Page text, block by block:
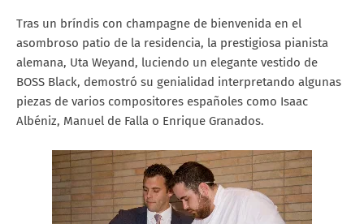
Tras un bríndis con champagne de bienvenida en el
asombroso patio de la residencia, la prestigiosa pianista
alemana, Uta Weyand, luciendo un elegante vestido de
BOSS Black, demostró su genialidad interpretando algunas
piezas de varios compositores españoles como Isaac
Albéniz, Manuel de Falla o Enrique Granados.